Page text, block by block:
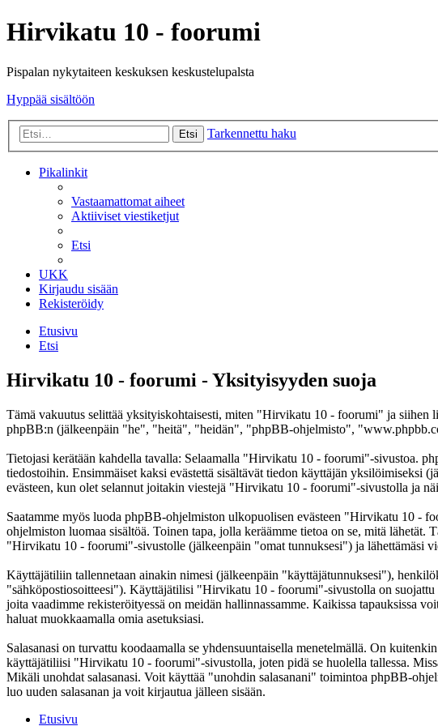
Hirvikatu 10 - foorumi
Pispalan nykytaiteen keskuksen keskustelupalsta
Hyppää sisältöön
Etsi Tarkennettu haku
Pikalinkit
Vastaamattomat aiheet
Aktiiviset viestiketjut
Etsi
UKK
Kirjaudu sisään
Rekisteröidy
Etusivu
Etsi
Hirvikatu 10 - foorumi - Yksityisyyden suoja
Tämä vakuutus selittää yksityiskohtaisesti, miten "Hirvikatu 10 - foorumi" ja
phpBB:n (jälkeenpäin "he", "heitä", "heidän", "phpBB-ohjelmisto",
Tietojasi kerätään kahdella tavalla: Selaamalla "Hirvikatu 10 - foorumi"-sivustoa.
tiedostoihin. Ensimmäiset kaksi evästettä sisältävät tiedon käyttäjän yksilöimiseksi
evästeen, kun olet selannut joitakin viestejä "Hirvikatu 10 - foorumi"-sivustolla ja
Saatamme myös luoda phpBB-ohjelmiston ulkopuolisen evästeen "Hirvikatu 10
ohjelmiston luomaa sisältöä. Toinen tapa, jolla keräämme tietoa on se, mitä
"Hirvikatu 10 - foorumi"-sivustolle (jälkeenpäin "omat tunnuksesi") ja lähettämäsi
Käyttäjätiliin tallennetaan ainakin nimesi (jälkeenpäin "käyttäjätunnuksesi"),
"sähköpostiosoitteesi"). Käyttäjätilisi "Hirvikatu 10 - foorumi"-sivustolla on suojattu
joita vaadimme rekisteröityessä on meidän hallinnassamme. Kaikissa tapauksissa
haluat muokkaamalla omia asetuksiasi.
Salasanasi on turvattu koodaamalla se yhdensuuntaisella menetelmällä. On
käyttäjätiliisi "Hirvikatu 10 - foorumi"-sivustolla, joten pidä se huolella tallessa.
Mikäli unohdat salasanasi. Voit käyttää "unohdin salasanani" toimintoa phpBB-
luo uuden salasanan ja voit kirjautua jälleen sisään.
Etusivu